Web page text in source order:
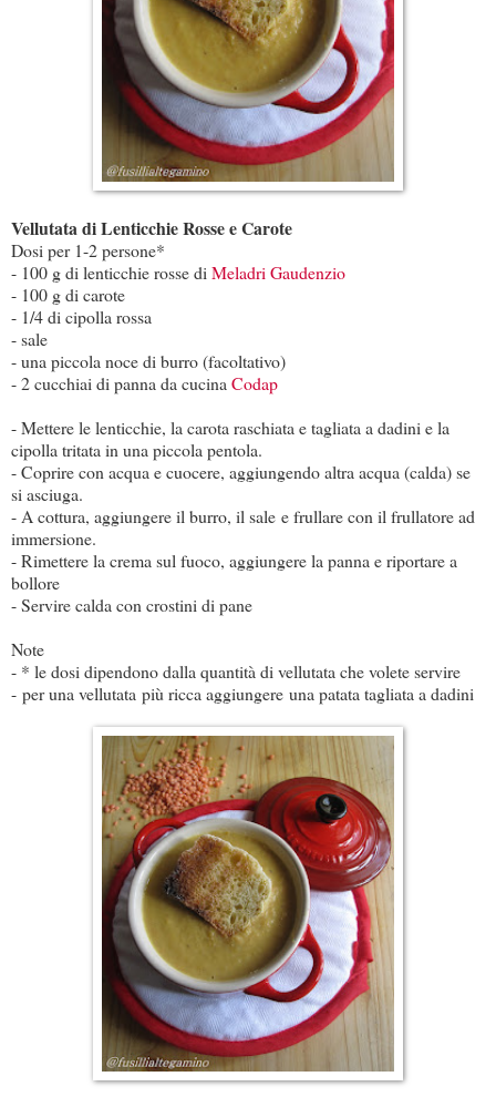
Vellutata di Lenticchie Rosse e Carote
Dosi per 1-2 persone*
- 100 g di lenticchie rosse di Meladri Gaudenzio
- 100 g di carote
- 1/4 di cipolla rossa
- sale
- una piccola noce di burro (facoltativo)
- 2 cucchiai di panna da cucina Codap
- Mettere le lenticchie, la carota raschiata e tagliata a dadini e la
cipolla tritata in una piccola pentola.
- Coprire con acqua e cuocere, aggiungendo altra acqua (calda) se
si asciuga.
- A cottura, aggiungere il burro, il sale e frullare con il frullatore ad
immersione.
- Rimettere la crema sul fuoco, aggiungere la panna e riportare a
bollore
- Servire calda con crostini di pane
Note
- * le dosi dipendono dalla quantità di vellutata che volete servire
- per una vellutata più ricca aggiungere una patata tagliata a dadini